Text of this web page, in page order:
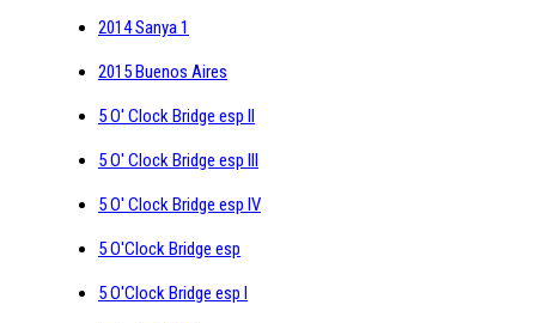
2014 Sanya 1
2015 Buenos Aires
5 O' Clock Bridge esp II
5 O' Clock Bridge esp III
5 O' Clock Bridge esp IV
5 O'Clock Bridge esp
5 O'Clock Bridge esp I